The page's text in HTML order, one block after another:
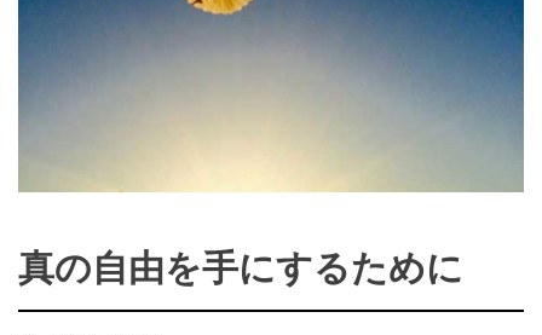
真の自由を手にするために